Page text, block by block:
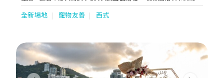
主，營造出自然舒適的氛圍，餐廳設有專屬電梯和停車場，為客人
提供便利的進出體驗。 Gavi主打高質的西餐和融合菜式，提供多樣
為一場充滿愛與美好的盛宴，留下永生難忘的回憶。
全新場地 寵物友善 西式